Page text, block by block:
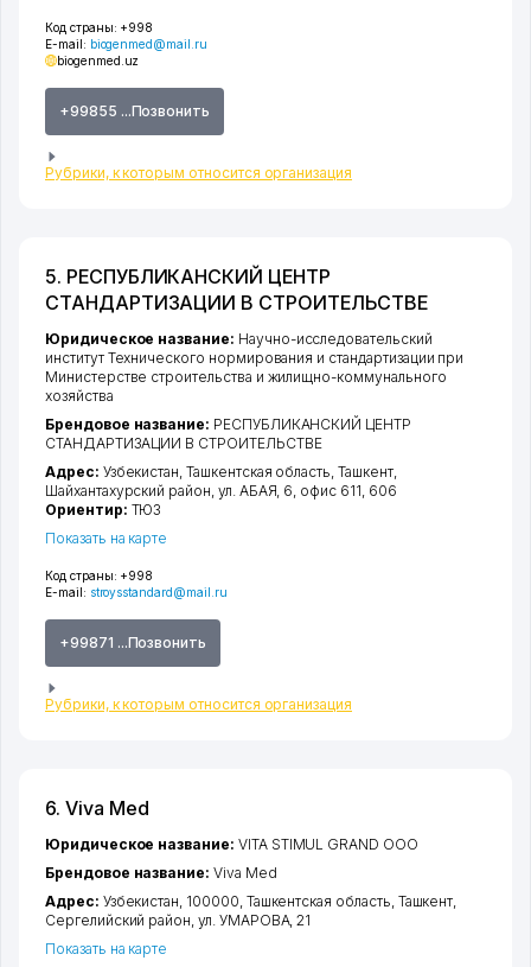
Код страны: +998
E-mail: biogenmed@mail.ru
biogenmed.uz
+99855 ...Позвонить
Рубрики, к которым относится организация
5. РЕСПУБЛИКАНСКИЙ ЦЕНТР
СТАНДАРТИЗАЦИИ В СТРОИТЕЛЬСТВЕ
Код страны: +998
E-mail: stroysstandard@mail.ru
+99871 ...Позвонить
Рубрики, к которым относится организация
Юридическое название: Научно-исследовательский
институт Технического нормирования и стандартизации при
Министерстве строительства и жилищно-коммунального
хозяйства
Брендовое название: РЕСПУБЛИКАНСКИЙ ЦЕНТР
СТАНДАРТИЗАЦИИ В СТРОИТЕЛЬСТВЕ
Адрес: Узбекистан,Ташкентская область ,Ташкент,
Шайхантахурский район ул. АБАЯ , 6, офис 611, 606
Ориентир: ТЮЗ
Показать на карте
6. Viva Med
Юридическое название: VITA STIMUL GRAND ООО
Брендовое название: Viva Med
Адрес: Узбекистан, 100000, Ташкентская область, Ташкент,
Сергелийский район,ул. УМАРОВА, 21
Показать на карте